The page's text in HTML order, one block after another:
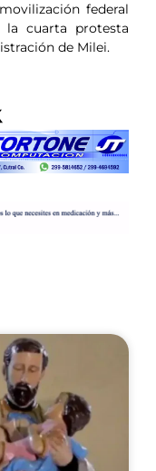
federal
la cuarta protesta
de Milei.